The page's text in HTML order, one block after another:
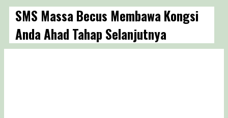
SMS Massa Becus Membawa Kongsi
Anda Ahad Tahap Selanjutnya